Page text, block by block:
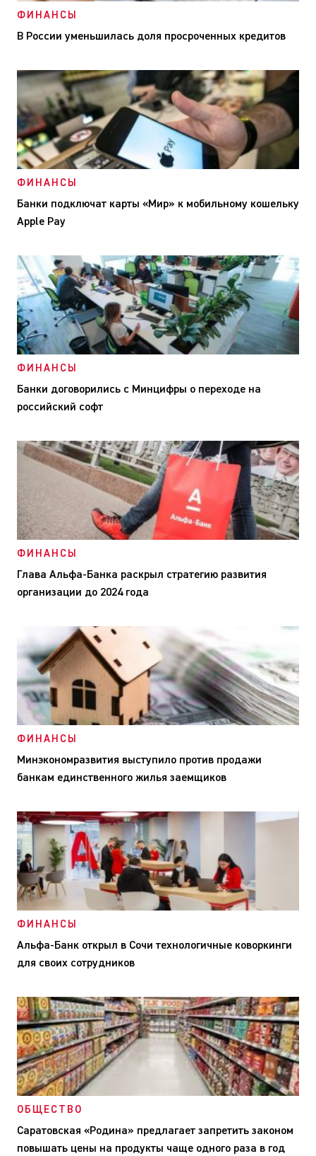
ФИНАНСЫ
В России уменьшилась доля просроченных кредитов
ФИНАНСЫ
Банки подключат карты «Мир» к мобильному кошельку
Apple Pay
ФИНАНСЫ
Банки договорились с Минцифры о переходе на
российский софт
ФИНАНСЫ
Глава Альфа-Банка раскрыл стратегию развития
организации до 2024 года
ФИНАНСЫ
Минэкономразвития выступило против продажи
банкам единственного жилья заемщиков
ФИНАНСЫ
Альфа-Банк открыл в Сочи технологичные коворкинги
для своих сотрудников
ОБЩЕСТВО
Саратовская «Родина» предлагает запретить законом
повышать цены на продукты чаще одного раза в год